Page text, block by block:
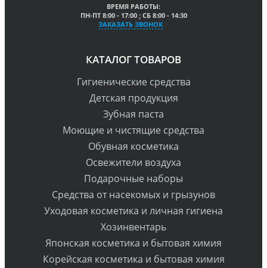
ВРЕМЯ РАБОТЫ:
ПН-ПТ 8:00 - 17:00 ; СБ 8:00 - 14:30
ЗАКАЗАТЬ ЗВОНОК
КАТАЛОГ ТОВАРОВ
Гигиенические средства
Детская продукция
Зубная паста
Моющие и чистящие средства
Обувная косметика
Освежители воздуха
Подарочные наборы
Средства от насекомых и грызунов
Уходовая косметика и личная гигиена
Хозинвентарь
Японская косметика и бытовая химия
Корейская косметика и бытовая химия